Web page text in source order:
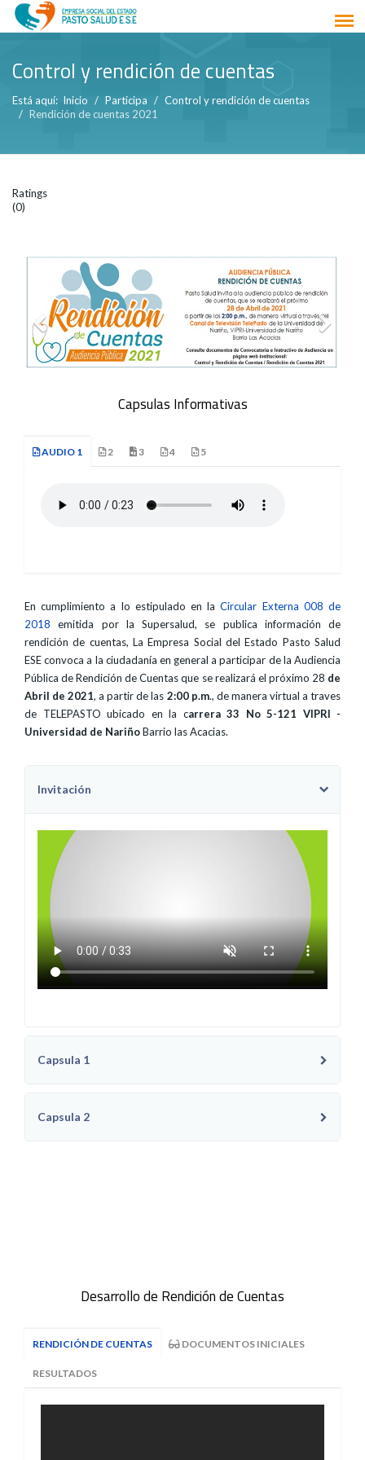
Control y rendición de cuentas
Está aquí: Inicio Participa
Control y rendición de cuentas
Rendición de cuentas 2021
Ratings
(0)
Capsulas Informativas
AUDIO 1 2 3 4 5
En cumplimiento a lo estipulado en laCircular Externa 008 de
2018 emitida por la Supersalud, se publica información de
rendición de cuentas, La Empresa Social del Estado Pasto Salud
ESE convoca a la ciudadanía en general a participar de la Audiencia
Pública de Rendición de Cuentas que se realizará el próximo 28 de
Abril de 2021, a partir de las 2:00 p.m., de manera virtual a traves
de TELEPASTO ubicado en la carrera 33 No 5-121 VIPRI -
Universidad de NariñoBarrio las Acacias.
Invitación
Capsula 1
Capsula 2
Desarrollo de Rendición de Cuentas
RENDICIÓN DE CUENTAS DOCUMENTOS INICIALES
RESULTADOS